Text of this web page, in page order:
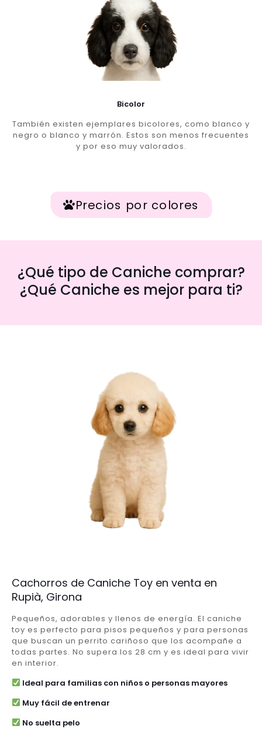
Bicolor
También existen ejemplares bicolores, como blanco y
negro o blanco y marrón. Estos son menos frecuentes
y por eso muy valorados.
Precios por colores
¿Qué tipo de Caniche comprar?
¿Qué Caniche es mejor para ti?
Cachorros de Caniche Toy en venta en
Rupià, Girona
Pequeños, adorables y llenos de energía. El caniche
toy es perfecto para pisos pequeños y para personas
que buscan un perrito cariñoso que los acompañe a
todas partes. No supera los 28 cm y es ideal para vivir
en interior.
Ideal para familias con niños o personas mayores
Muy fácil de entrenar
No suelta pelo